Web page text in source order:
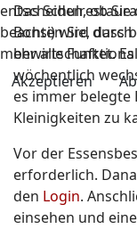
Das
Bonsi) wird durch
bewirtschaftet.
wöchentlich
es immer belegte
Kleinigkeiten zu
Vor der
erforderlich.
den Login.
einsehen und
entscheiden, ob
beachten Sie, dass
mehr alle
Akzeptieren